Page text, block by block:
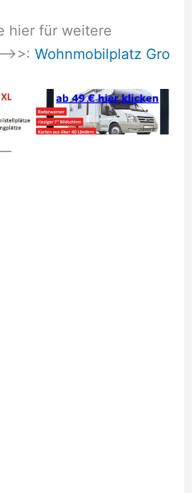
hier für weitere
Wohnmobilplatz Gro